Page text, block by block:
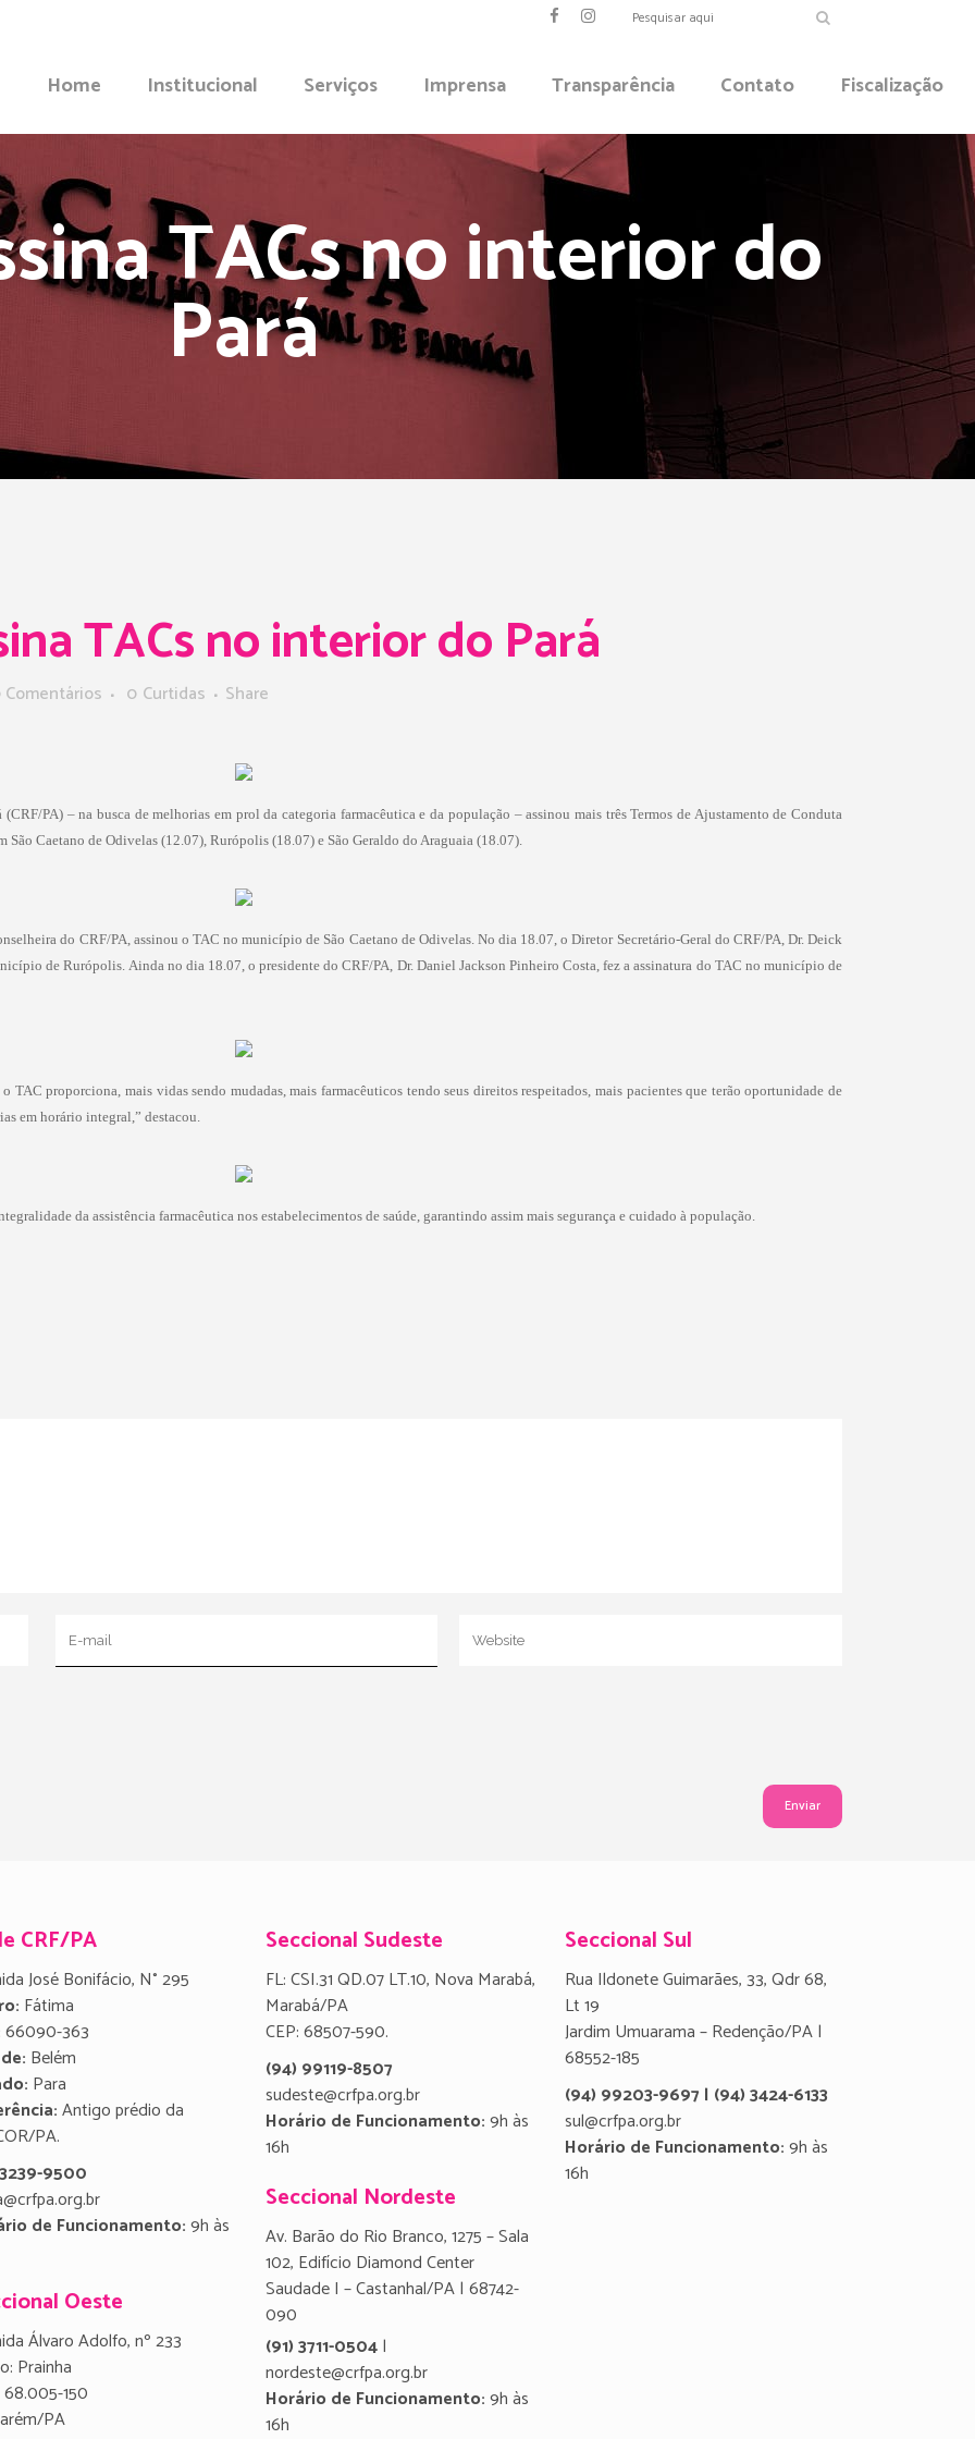
Home Institucional Serviços Imprensa Transparência Contato Fiscalização
TACs no interior do
Pará
TACs no interior do Pará
0 Curtidas Share
PA) – na busca de melhorias em prol da categoria farmacêutica e da população – assinou mais três Termos de Ajustamento de Conduta
Caetano de Odivelas (12.07), Rurópolis (18.07) e São Geraldo do Araguaia (18.07).
do CRF/PA, assinou o TAC no município de São Caetano de Odivelas. No dia 18.07, o Diretor Secretário-Geral do CRF/PA, Dr. Deick
de Rurópolis. Ainda no dia 18.07, o presidente do CRF/PA, Dr. Daniel Jackson Pinheiro Costa, fez a assinatura do TAC no município de
TAC proporciona, mais vidas sendo mudadas, mais farmacêuticos tendo seus direitos respeitados, mais pacientes que terão oportunidade de
em horário integral,” destacou.
da assistência farmacêutica nos estabelecimentos de saúde, garantindo assim mais segurança e cuidado à população.
CRF/PA
José Bonifácio, N° 295
Fátima
66090-363
Belém
Para
Antigo prédio da
PA.
9500
de Funcionamento:9h às
Oeste
Álvaro Adolfo, nº 233
Prainha
68.005-150
PA
Seccional Sudeste
FL: CSI.31 QD.07 LT.10, Nova Marabá,
Marabá/PA
CEP: 68507-590.
(94) 99119-8507
sudeste@crfpa.org.br
Horário de Funcionamento:9h às
16h
Seccional Nordeste
Av. Barão do Rio Branco, 1275 – Sala
102, Edifício Diamond Center
Saudade I – Castanhal/PA | 68742-
090
(91) 3711-0504|
nordeste@crfpa.org.br
Horário de Funcionamento:9h às
16h
Seccional Sul
Rua Ildonete Guimarães, 33, Qdr 68,
Lt 19
Jardim Umuarama – Redenção/PA |
68552-185
(94) 99203-9697 | (94) 3424-6133
sul@crfpa.org.br
Horário de Funcionamento:9h às
16h